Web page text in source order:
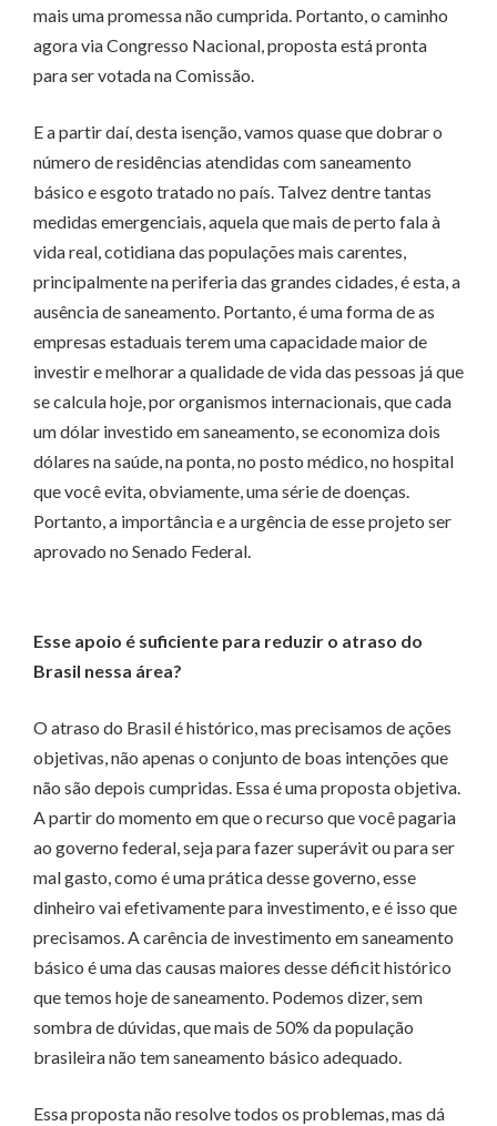
mais uma promessa não cumprida. Portanto, o caminho
agora via Congresso Nacional, proposta está pronta
para ser votada na Comissão.
E a partir daí, desta isenção, vamos quase que dobrar o
número de residências atendidas com saneamento
básico e esgoto tratado no país. Talvez dentre tantas
medidas emergenciais, aquela que mais de perto fala à
vida real, cotidiana das populações mais carentes,
principalmente na periferia das grandes cidades, é esta, a
ausência de saneamento. Portanto, é uma forma de as
empresas estaduais terem uma capacidade maior de
investir e melhorar a qualidade de vida das pessoas já que
se calcula hoje, por organismos internacionais, que cada
um dólar investido em saneamento, se economiza dois
dólares na saúde, na ponta, no posto médico, no hospital
que você evita, obviamente, uma série de doenças.
Portanto, a importância e a urgência de esse projeto ser
aprovado no Senado Federal.
Esse apoio é suficiente para reduzir o atraso do
Brasil nessa área?
O atraso do Brasil é histórico, mas precisamos de ações
objetivas, não apenas o conjunto de boas intenções que
não são depois cumpridas. Essa é uma proposta objetiva.
A partir do momento em que o recurso que você pagaria
ao governo federal, seja para fazer superávit ou para ser
mal gasto, como é uma prática desse governo, esse
dinheiro vai efetivamente para investimento, e é isso que
precisamos. A carência de investimento em saneamento
básico é uma das causas maiores desse déficit histórico
que temos hoje de saneamento. Podemos dizer, sem
sombra de dúvidas, que mais de 50% da população
brasileira não tem saneamento básico adequado.
Essa proposta não resolve todos os problemas, mas dá